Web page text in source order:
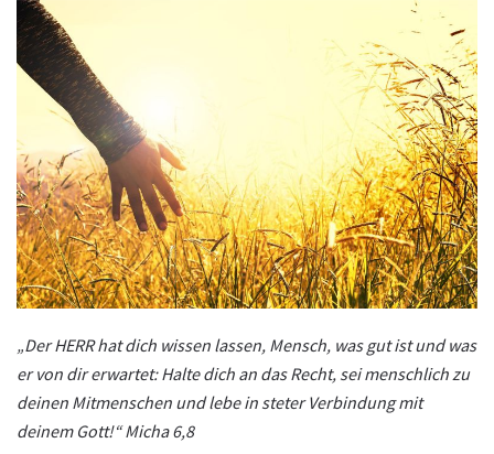
„Der HERR hat dich wissen lassen, Mensch, was gut ist und was
er von dir erwartet: Halte dich an das Recht, sei menschlich zu
deinen Mitmenschen und lebe in steter Verbindung mit
deinem Gott!“ Micha 6,8